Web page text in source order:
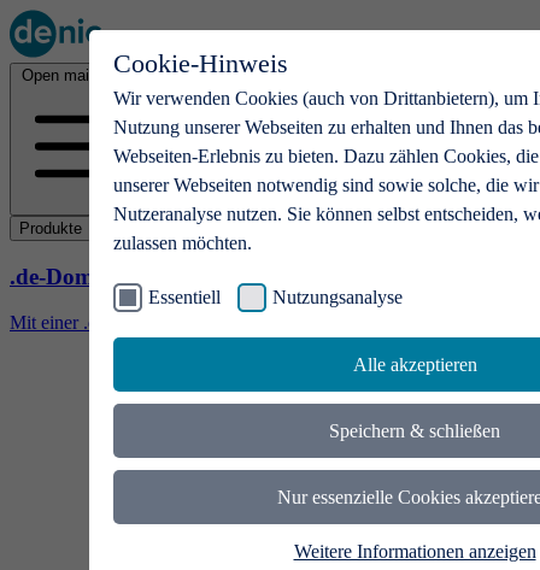
Cookie-Hinweis
Wir verwenden Cookies (auch von Drittanbietern), um
Nutzung unserer Webseiten zu erhalten und Ihnen das
Webseiten-Erlebnis zu bieten. Dazu zählen Cookies,
unserer Webseiten notwendig sind sowie solche, die
Nutzeranalyse nutzen. Sie können selbst entscheiden,
zulassen möchten.
Essentiell Nutzungsanalyse
Alle akzeptieren
Speichern & schließen
Nur essenzielle Cookies
Weitere Informationen anzeigen
Open main menu
Produkte
.de-Domains
Mit einer .de-Domain erhalten Ideen eine Bühne